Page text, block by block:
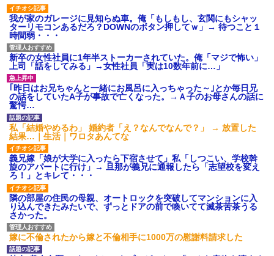
【画像】宇垣美里「学生時代
は全然モテなかったです」←こ
れほんまかぁ？w w w w w w w
w
【画像】タトゥーだらけの美
人海鮮料理人、現る！！←コレ
はセクシー過ぎてワイらにブッ
刺さりまくりw w w w w w w w
w
【画像】令和最新版のあのち
ゃん、可愛過ぎてワイらにブッ
刺さりまくりw w w w w w
ワイの妻(35)、町内会の掃除か
ら汗だくで帰宅ｗｗｗｗｗｗ
ハードオフに売っていた4万
4000円のフィギュアがヤバすぎ
るｗｗｗｗｗｗ「こんな高い
の？ｗｗ」「逆に超安い」
私「ちょっと、人の家の金庫
触らないでよ！」キチママ『そ
こに金庫があったから、開けて
みようとしただけ☆』義兄「泥
は出てけ！二度と来るな！」結
果・・・
私「初めて飲む味だけどなん
のお茶？」彼「ちっ！」私「」
取り放題でてんこ盛りにして
るのはまあ見かけるが持ち帰り
はなしでしょう、、、
すか～？w」ワイ（やめろおおお
おおおおおおおおおおお）
ありすぎてクッソワロタｗｗｗ
ｗｗｗｗｗｗ
コトメの結婚式で、知らない
旦那の同僚女が旦那の元カ
二人で出張に行ったり。なんで
「今度の出張は一人で行く」っ
し送りあるかと確認したらいき
なりキレられた。このパートの
ル熊本の爆心地に”こんなも
だから言ってないだけｗ」 → そ
してAはA母に確認してしまう……..
我が家のガレージに見知らぬ車。俺「もしもし、玄関にもシャッ
ターリモコンあるだろ？DOWNのボタン押してｗ」→ 待つこと１
時間弱・・・
新卒の女性社員に1年半ストーカーされていた。俺「マジで怖い」
上司「話をしてみる」→女性社員「実は10数年前に…」
｢昨日はお兄ちゃんと一緒にお風呂に入っちゃった～｣とか毎日兄
の話をしていたA子が事故で亡くなった。→Ａ子のお母さんの話に
驚愕…
私「結婚やめるわ」 婚約者「え？なんでなんで？」 → 放置した
結果…｜生活｜ワロタあんてな
義兄嫁「娘が大学に入ったら下宿させて」私「しつこい、学校斡
旋のアパートに行け」→ 旦那が義兄に通報したら「志望校を変え
ろ！」とキレて・・・
隣の部屋の住民の母親、オートロックを突破してマンションに入
り込んできたみたいで、ずっとドアの前で喚いてて滅茶苦茶うる
さかった。
嫁に不倫されたから嫁と不倫相手に1000万の慰謝料請求した